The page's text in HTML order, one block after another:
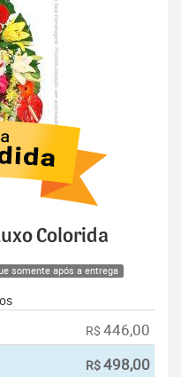
Colorida
somente após a entrega
R$ 446,00
R$498,00